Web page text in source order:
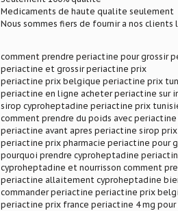
Medicaments de haute qualite seulement
Nous sommes fiers de fournir a nos
comment prendre periactine pour grossir
periactine et grossir periactine prix
periactine prix belgique periactine prix
periactine en ligne acheter periactine sur
sirop cyproheptadine periactine prix
comment prendre du poids avec
periactine avant apres periactine sirop prix
periactine prix pharmacie periactine pour
pourquoi prendre cyproheptadine
cyproheptadine et nourrisson comment
periactine allaitement cyproheptadine
commander periactine periactine prix
periactine prix france periactine 4 mg pour